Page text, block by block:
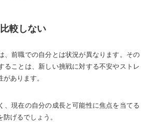
較しない
、前職での自分とは状況が異なります。その
ることは、新しい挑戦に対する不安やストレ
あります。
、現在の自分の成長と可能性に焦点を当てる
げるでしょう。